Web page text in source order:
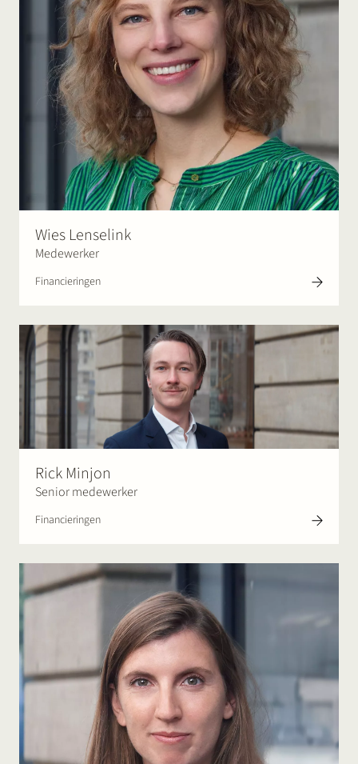
Wies Lenselink
Medewerker
Financieringen
Rick Minjon
Senior medewerker
Financieringen